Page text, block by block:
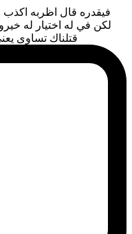
فيقدره قال اظربه اكذب
لكن في له اختيار له
قتلناك تساوى